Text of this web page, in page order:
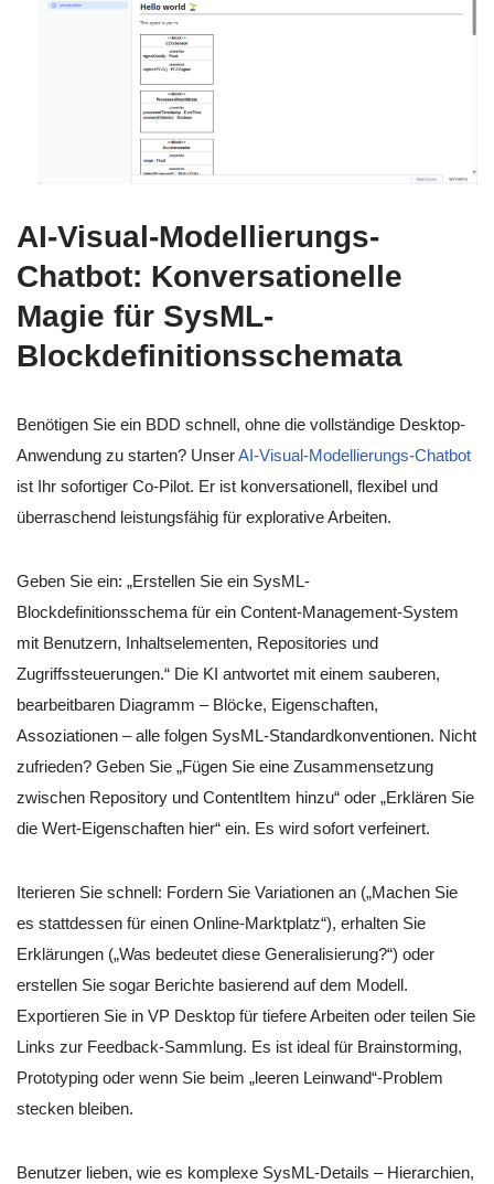
AI-Visual-Modellierungs-
Chatbot: Konversationelle
Magie für SysML-
Blockdefinitionsschemata
Benötigen Sie ein BDD schnell, ohne die vollständige Desktop-
Anwendung zu starten? UnserAI-Visual-Modellierungs-Chatbot
ist Ihr sofortiger Co-Pilot. Er ist konversationell, flexibel und
überraschend leistungsfähig für explorative Arbeiten.
Geben Sie ein: „Erstellen Sie ein SysML-
Blockdefinitionsschema für ein Content-Management-System
mit Benutzern, Inhaltselementen, Repositories und
Zugriffssteuerungen.“ Die KI antwortet mit einem sauberen,
bearbeitbaren Diagramm – Blöcke, Eigenschaften,
Assoziationen – alle folgen SysML-Standardkonventionen. Nicht
zufrieden? Geben Sie „Fügen Sie eine Zusammensetzung
zwischen Repository und ContentItem hinzu“ oder „Erklären Sie
die Wert-Eigenschaften hier“ ein. Es wird sofort verfeinert.
Iterieren Sie schnell: Fordern Sie Variationen an („Machen Sie
es stattdessen für einen Online-Marktplatz“), erhalten Sie
Erklärungen („Was bedeutet diese Generalisierung?“) oder
erstellen Sie sogar Berichte basierend auf dem Modell.
Exportieren Sie in VP Desktop für tiefere Arbeiten oder teilen Sie
Links zur Feedback-Sammlung. Es ist ideal für Brainstorming,
Prototyping oder wenn Sie beim „leeren Leinwand“-Problem
stecken bleiben.
Benutzer lieben, wie es komplexe SysML-Details – Hierarchien,